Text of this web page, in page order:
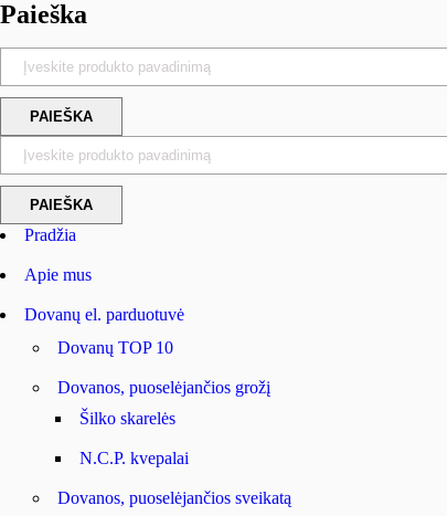
Paieška
Pradžia
Apie mus
Dovanų el. parduotuvė
Dovanų TOP 10
Dovanos, puoselėjančios grožį
Šilko skarelės
N.C.P. kvepalai
Dovanos, puoselėjančios sveikatą